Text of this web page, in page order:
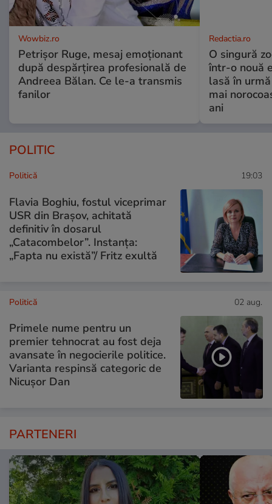
Wowbiz.ro
Petrișor Ruge, mesaj emoționant
după despărțirea profesională de
Andreea Bălan. Ce le-a transmis
fanilor
Redactia.ro
O singură
într-o nouă
lasă în
mai
ani
POLITIC
Politică 19:03
Flavia Boghiu, fostul viceprimar
USR din Brașov, achitată
definitiv în dosarul
„Catacombelor”. Instanța:
„Fapta nu există”/ Fritz exultă
Politică 02 aug.
Primele nume pentru un
premier tehnocrat au fost deja
avansate în negocierile politice.
Varianta respinsă categoric de
Nicușor Dan
PARTENERI